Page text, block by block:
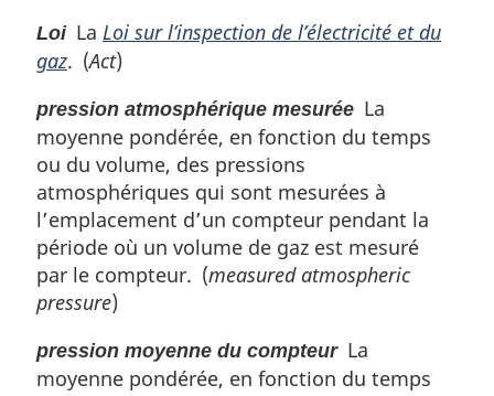
LoiLa Loi sur l’inspection de l’électricité et du
gaz. (Act)
pression atmosphérique mesurée La
moyenne pondérée, en fonction du temps
ou du volume, des pressions
atmosphériques qui sont mesurées à
l’emplacement d’un compteur pendant la
période où un volume de gaz est mesuré
par le compteur. (measured atmospheric
pressure)
pression moyenne du compteurLa
moyenne pondérée, en fonction du temps